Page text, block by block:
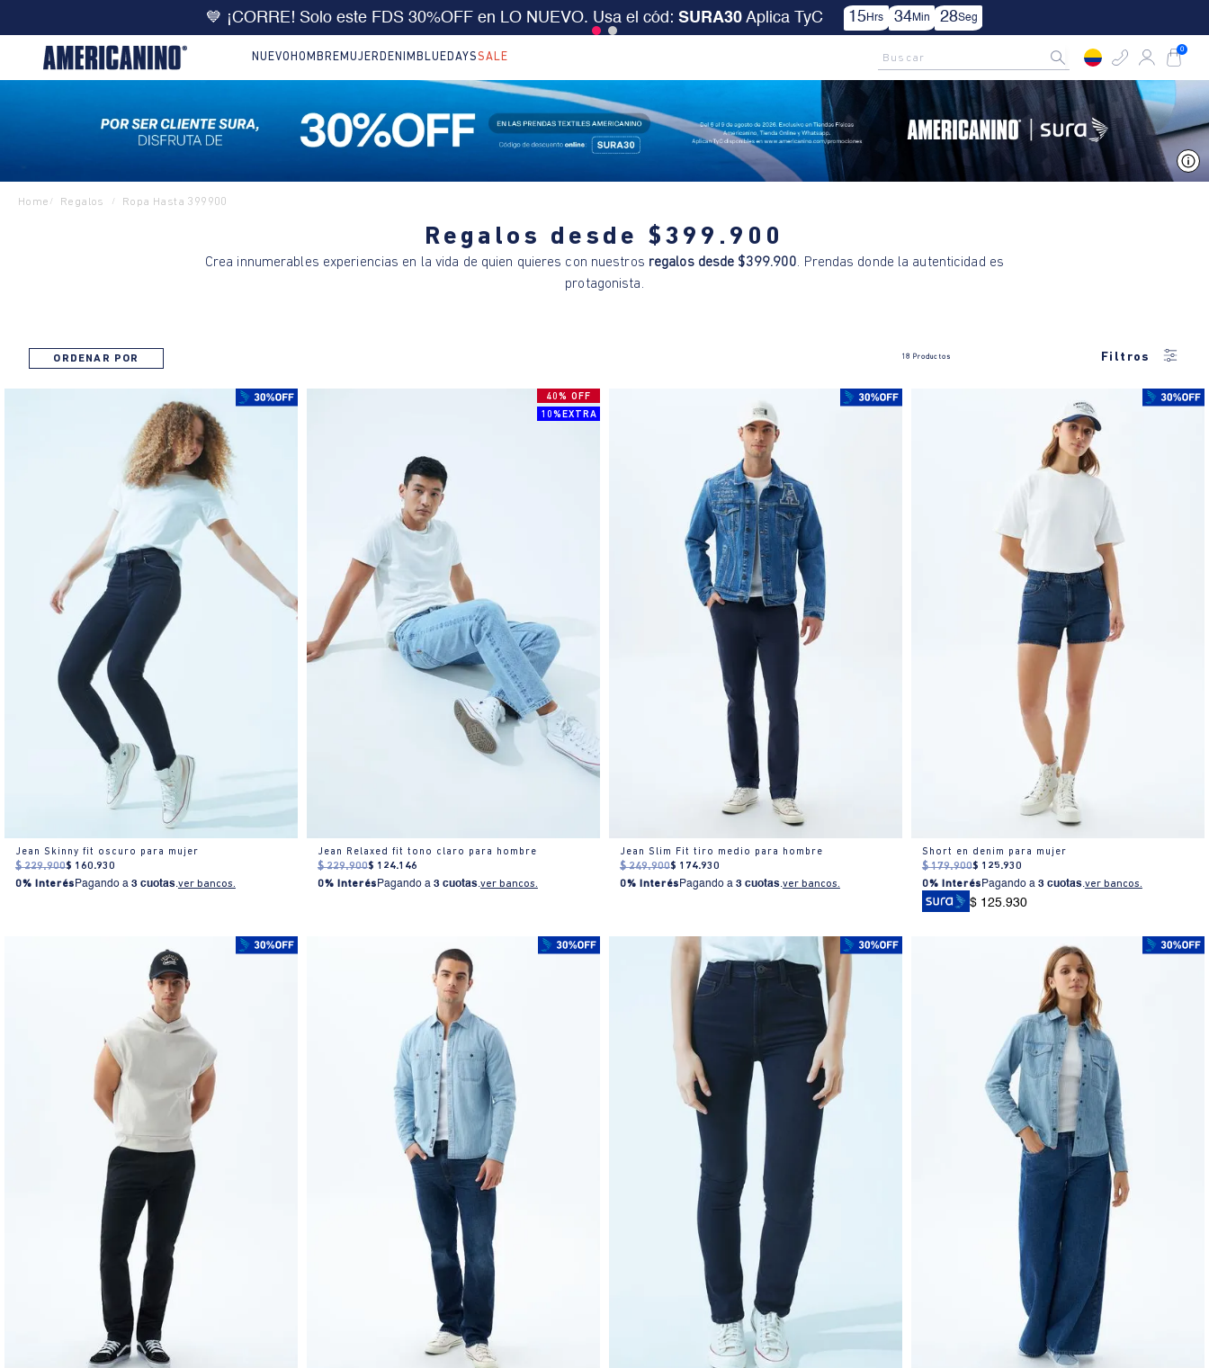
💙 ¡CORRE! Solo este FDS 30%OFF en LO NUEVO. Usa el cód: SURA30 Aplica TyC 15Hrs 34Min 27Seg
Rastrea tu pedido aquí
NUEVO HOMBRE MUJER DENIM BLUEDAYSSALE Buscar 0
Home / Regalos / Ropa Hasta 399900
Regalos desde $399.900
Crea innumerables experiencias en la vida de quien quieres con nuestros regalos desde $399.900. Prendas donde la autenticidad es
protagonista.
ORDENAR POR 18 Productos Filtros
Jean Skinny fit oscuro para mujer
$ 229.900$ 160.930
0% Interés Pagando a 3 cuotas.ver bancos.
40% OFF
10%EXTRA
Jean Relaxed fit tono claro para hombre
$ 229.900$ 124.146
0% Interés Pagando a 3 cuotas.ver bancos.
Jean Slim Fit tiro medio para hombre
$ 249.900$ 174.930
0% Interés Pagando a 3 cuotas.ver bancos.
Short en denim para mujer
$ 179.900$ 125.930
0% Interés Pagando a 3 cuotas.ver bancos.
$ 125.930